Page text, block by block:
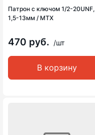
Патрон с ключом 1/2-20UNF,
1,5-13мм / MTX
470 руб. /шт
В корзину